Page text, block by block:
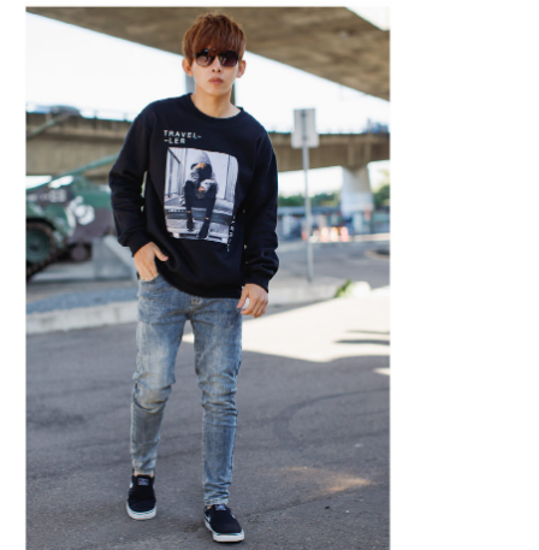
恩沛科技股份有限公司將有權停止該用戶之使用額度並採取法律行動。